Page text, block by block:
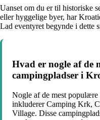
Uanset om du er til historiske
eller hyggelige byer, har
Lad eventyret begynde i dette
Hvad er nogle af de
campingpladser i
Nogle af de mest
inkluderer Camping Krk,
Village. Disse